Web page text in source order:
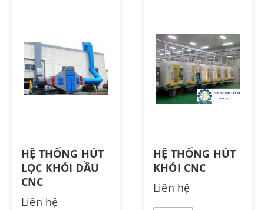
HỆ THỐNG HÚT
LỌC KHÓI DẦU
CNC
Liên hệ
HỆ THỐNG HÚT
KHÓI CNC
Liên hệ